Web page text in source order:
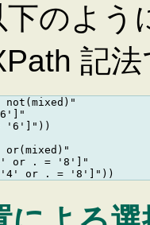
のよう
記
'6']"))
or . = '8']"